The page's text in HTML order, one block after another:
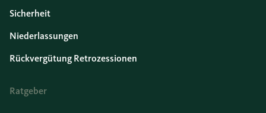
Sicherheit
Niederlassungen
Rückvergütung Retrozessionen
Ratgeber